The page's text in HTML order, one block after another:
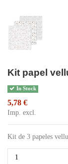
Kit papel
In Stock
5,78 €
Imp. excl.
Kit de 3 papeles